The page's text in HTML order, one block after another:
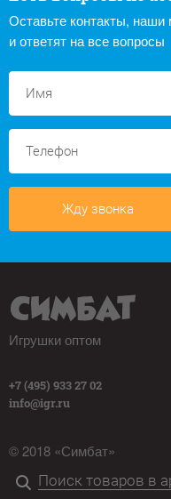
Оставьте контакты,
и ответят на все вопросы
Жду звонка
Игрушки оптом
+7 (495) 933 27 02
info@igr.ru
© 2018 «Симбат»